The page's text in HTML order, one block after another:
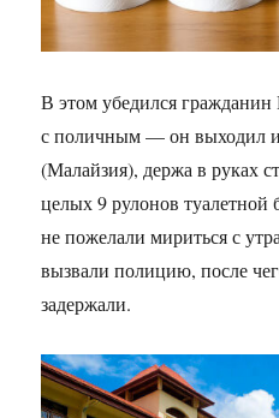
В этом убедился гражданин
с поличным — он выходил
(Малайзия), держа в руках
целых 9 рулонов туалетной
не пожелали мириться с
вызвали полицию, после
задержали.